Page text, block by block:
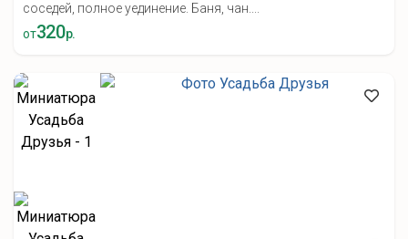
соседей, полное уединение. Баня, чан....
от320р.